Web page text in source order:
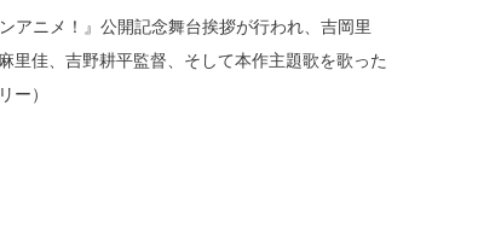
ニメ！』公開記念舞台挨拶が行われ、吉岡里
里佳、吉野耕平監督、そして本作主題歌を歌った
ー）